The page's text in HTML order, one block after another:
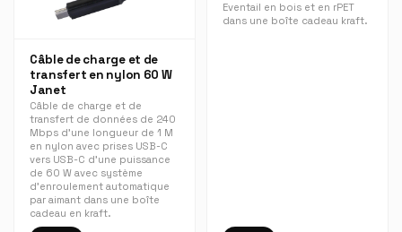
Câble de charge et de
transfert en nylon 60 W
Janet
Câble de charge et de
transfert de données de 240
Mbps d'une longueur de 1 M
en nylon avec prises USB-C
vers USB-C d'une puissance
de 60 W avec système
d'enroulement automatique
par aimant dans une boîte
cadeau en kraft.
Eventail en bois et en rPET
dans une boîte cadeau kraft.